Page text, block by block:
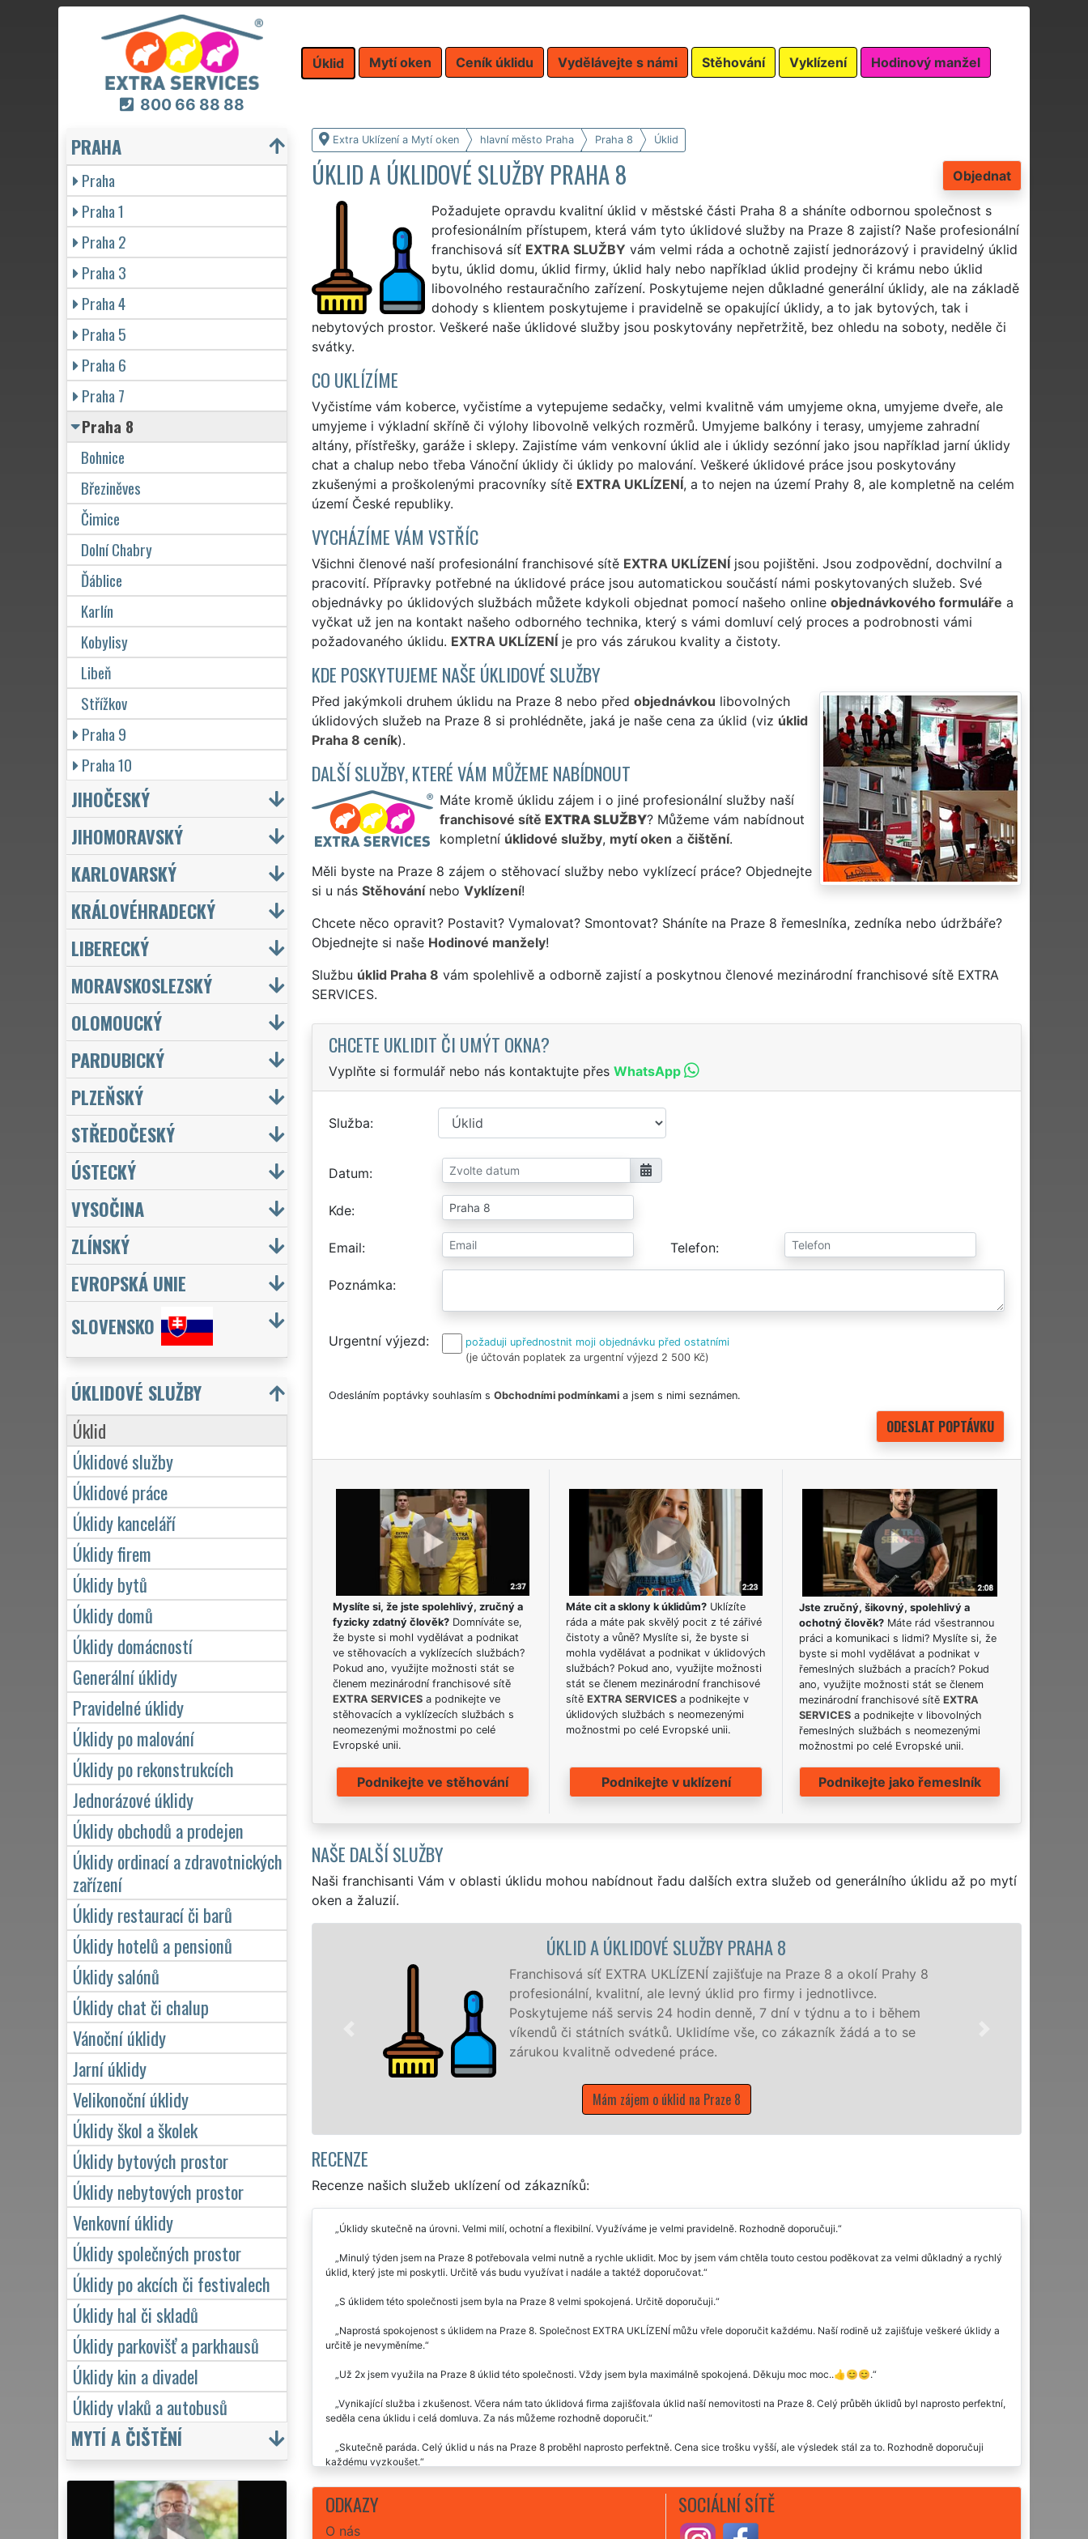
800 66 88 88
Úklid Mytí oken Ceník úklidu Vydělávejte s námi Stěhování Vyklízení Hodinový manžel
Extra Uklízení a Mytí oken hlavní město Praha Praha 8 Úklid
Objednat
ÚKLID A ÚKLIDOVÉ SLUŽBY PRAHA 8
Požadujete opravdu kvalitní úklid v městské části Praha 8 a sháníte odbornou společnost s
profesionálním přístupem, která vám tyto úklidové služby na Praze 8 zajistí? Naše profesionální
franchisová síť EXTRA SLUŽBY vám velmi ráda a ochotně zajistí jednorázový i pravidelný úklid
bytu, úklid domu, úklid firmy, úklid haly nebo například úklid prodejny či krámu nebo úklid
libovolného restauračního zařízení. Poskytujeme nejen důkladné generální úklidy, ale na základě
dohody s klientem poskytujeme i pravidelně se opakující úklidy, a to jak bytových, tak i
nebytových prostor. Veškeré naše úklidové služby jsou poskytovány nepřetržitě, bez ohledu na soboty, neděle či
svátky.
CO UKLÍZÍME
Vyčistíme vám koberce, vyčistíme a vytepujeme sedačky, velmi kvalitně vám umyjeme okna, umyjeme dveře, ale
umyjeme i výkladní skříně či výlohy libovolně velkých rozměrů. Umyjeme balkóny i terasy, umyjeme zahradní
altány, přístřešky, garáže i sklepy. Zajistíme vám venkovní úklid ale i úklidy sezónní jako jsou například jarní úklidy
chat a chalup nebo třeba Vánoční úklidy či úklidy po malování. Veškeré úklidové práce jsou poskytovány
zkušenými a proškolenými pracovníky sítě EXTRA UKLÍZENÍ, a to nejen na území Prahy 8, ale kompletně na celém
území České republiky.
VYCHÁZÍME VÁM VSTŘÍC
Všichni členové naší profesionální franchisové sítě EXTRA UKLÍZENÍjsou pojištěni. Jsou zodpovědní, dochvilní a
pracovití. Přípravky potřebné na úklidové práce jsou automatickou součástí námi poskytovaných služeb. Své
objednávky po úklidových službách můžete kdykoli objednat pomocí našeho online objednávkového formuláře a
vyčkat už jen na kontakt našeho odborného technika, který s vámi domluví celý proces a podrobnosti vámi
požadovaného úklidu. EXTRA UKLÍZENÍje pro vás zárukou kvality a čistoty.
KDE POSKYTUJEME NAŠE ÚKLIDOVÉ SLUŽBY
Před jakýmkoli druhem úklidu na Praze 8 nebo před objednávkou libovolných
úklidových služeb na Praze 8 si prohlédněte, jaká je naše cena za úklid (viz úklid
Praha 8 ceník).
DALŠÍ SLUŽBY, KTERÉ VÁM MŮŽEME NABÍDNOUT
Máte kromě úklidu zájem i o jiné profesionální služby naší
franchisové sítě EXTRA SLUŽBY? Můžeme vám nabídnout
kompletní úklidové služby, mytí oken a čištění.
Měli byste na Praze 8 zájem o stěhovací služby nebo vyklízecí práce? Objednejte
si u nás Stěhovánínebo Vyklízení!
Chcete něco opravit? Postavit? Vymalovat? Smontovat? Sháníte na Praze 8 řemeslníka, zedníka nebo údržbáře?
Objednejte si naše Hodinové manžely!
Službu úklid Praha 8 vám spolehlivě a odborně zajistí a poskytnou členové mezinárodní franchisové sítě EXTRA
SERVICES.
CHCETE UKLIDIT ČI UMÝT OKNA?
Vyplňte si formulář nebo nás kontaktujte přes WhatsApp
Služba
Datum
Kde
Email Telefon
Poznámka
Urgentní výjezd
požaduji upřednostnit moji objednávku před ostatními
(je účtován poplatek za urgentní výjezd 2 500 Kč)
Odesláním poptávky souhlasím s Obchodními podmínkamia jsem s nimi seznámen.
Myslíte si, že jste spolehlivý, zručný a
fyzicky zdatný člověk?Domníváte se,
že byste si mohl vydělávat a podnikat
ve stěhovacích a vyklízecích službách?
Pokud ano, využijte možnosti stát se
členem mezinárodní franchisové sítě
EXTRA SERVICESa podnikejte ve
stěhovacích a vyklízecích službách s
neomezenými možnostmi po celé
Evropské unii.
Podnikejte ve stěhování
Máte cit a sklony k úklidům?Uklízíte
ráda a máte pak skvělý pocit z té zářivé
čistoty a vůně? Myslíte si, že byste si
mohla vydělávat a podnikat v úklidových
službách? Pokud ano, využijte možnosti
stát se členem mezinárodní franchisové
sítě EXTRA SERVICESa podnikejte v
úklidových službách s neomezenými
možnostmi po celé Evropské unii.
Podnikejte v uklízení
Jste zručný, šikovný, spolehlivý a
ochotný člověk? Máte rád všestrannou
práci a komunikaci s lidmi? Myslíte si, že
byste si mohl vydělávat a podnikat v
řemeslných službách a pracích? Pokud
ano, využijte možnosti stát se členem
mezinárodní franchisové sítěEXTRA
SERVICES a podnikejte v libovolných
řemeslných službách s neomezenými
možnostmi po celé Evropské unii.
Podnikejte jako řemeslník
NAŠE DALŠÍ SLUŽBY
Naši franchisanti Vám v oblasti úklidu mohou nabídnout řadu dalších extra služeb od generálního úklidu až po mytí
oken a žaluzií.
ÚKLID A ÚKLIDOVÉ SLUŽBY PRAHA 8
Franchisová síť EXTRA UKLÍZENÍ zajišťuje na Praze 8 a okolí Prahy 8
profesionální, kvalitní, ale levný úklid pro firmy i jednotlivce.
Poskytujeme náš servis 24 hodin denně, 7 dní v týdnu a to i během
víkendů či státních svátků. Uklidíme vše, co zákazník žádá a to se
zárukou kvalitně odvedené práce.
Naše společnost EXTRA UKLÍZENÍ
profesionální úklidové služby NON-
nabízíme pro všechny obchodní
domácnosti v celém hlavním městě
RECENZE
Recenze našich služeb uklízení od zákazníků:
Úklidy skutečně na úrovni. Velmi milí, ochotní a flexibilní. Využíváme je velmi pravidelně. Rozhodně doporučuji.
Minulý týden jsem na Praze 8 potřebovala velmi nutně a rychle uklidit. Moc by jsem vám chtěla touto cestou poděkovat za velmi důkladný a rychlý
úklid, který jste mi poskytli. Určitě vás budu využívat i nadále a taktéž doporučovat.
S úklidem této společnosti jsem byla na Praze 8 velmi spokojená. Určitě doporučuji.
Naprostá spokojenost s úklidem na Praze 8. Společnost EXTRA UKLÍZENÍ můžu vřele doporučit každému. Naší rodině už zajišťuje veškeré úklidy a
určitě je nevyměníme.
Už 2x jsem využila na Praze 8 úklid této společnosti. Vždy jsem byla maximálně spokojená. Děkuju moc moc..👍😊😊.
Vynikající služba i zkušenost. Včera nám tato úklidová firma zajišťovala úklid naší nemovitosti na Praze 8. Celý průběh úklidů byl naprosto perfektní,
seděla cena úklidu i celá domluva. Za nás můžeme rozhodně doporučit.
Skutečně paráda. Celý úklid u nás na Praze 8 proběhl naprosto perfektně. Cena sice trošku vyšší, ale výsledek stál za to. Rozhodně doporučuji
každému vyzkoušet.
Už jsem na Praze 8 vyzkoušel pár úklidů, ale tuta firma je fakt super, není jediná věc co vytknout. Určitě doporučuju.
ODKAZY
O nás
SOCIÁLNÍ SÍTĚ
PRAHA
Praha
Praha 1
Praha 2
Praha 3
Praha 4
Praha 5
Praha 6
Praha 7
Praha 8
Bohnice
Březiněves
Čimice
Dolní Chabry
Ďáblice
Karlín
Kobylisy
Libeň
Střížkov
Praha 9
Praha 10
JIHOČESKÝ
JIHOMORAVSKÝ
KARLOVARSKÝ
KRÁLOVÉHRADECKÝ
LIBERECKÝ
MORAVSKOSLEZSKÝ
OLOMOUCKÝ
PARDUBICKÝ
PLZEŇSKÝ
STŘEDOČESKÝ
ÚSTECKÝ
VYSOČINA
ZLÍNSKÝ
EVROPSKÁ UNIE
SLOVENSKO
ÚKLIDOVÉ SLUŽBY
Úklid
Úklidové služby
Úklidové práce
Úklidy kanceláří
Úklidy firem
Úklidy bytů
Úklidy domů
Úklidy domácností
Generální úklidy
Pravidelné úklidy
Úklidy po malování
Úklidy po rekonstrukcích
Jednorázové úklidy
Úklidy obchodů a prodejen
Úklidy ordinací a zdravotnických
zařízení
Úklidy restaurací či barů
Úklidy hotelů a pensionů
Úklidy salónů
Úklidy chat či chalup
Vánoční úklidy
Jarní úklidy
Velikonoční úklidy
Úklidy škol a školek
Úklidy bytových prostor
Úklidy nebytových prostor
Venkovní úklidy
Úklidy společných prostor
Úklidy po akcích či festivalech
Úklidy hal či skladů
Úklidy parkovišť a parkhausů
Úklidy kin a divadel
Úklidy vlaků a autobusů
MYTÍ A ČIŠTĚNÍ